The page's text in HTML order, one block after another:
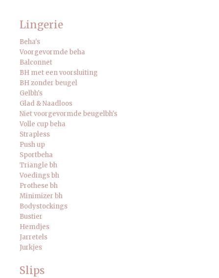
Lingerie
Beha's
Voorgevormde beha
Balconnet
BH met een voorsluiting
BH zonder beugel
Gelbh's
Glad & Naadloos
Niet voorgevormde beugelbh's
Volle cup beha
Strapless
Push up
Sportbeha
Triangle bh
Voedings bh
Prothese bh
Minimizer bh
Bodystockings
Bustier
Hemdjes
Jarretels
Jurkjes
Slips